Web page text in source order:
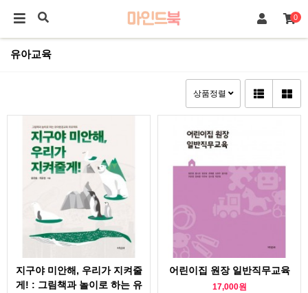
0
유아교육
상품정렬
지구야 미안해, 우리가 지켜줄
게! : 그림책과 놀이로 하는 유
어린이집 원장 일반직무교육
17,000원